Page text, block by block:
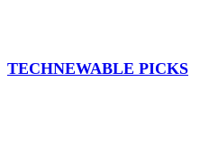
TECHNEWABLE PICKS